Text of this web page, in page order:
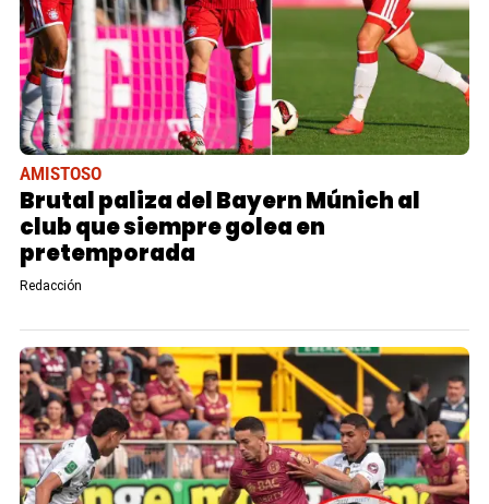
AMISTOSO
Brutal paliza del Bayern Múnich al
club que siempre golea en
pretemporada
Redacción